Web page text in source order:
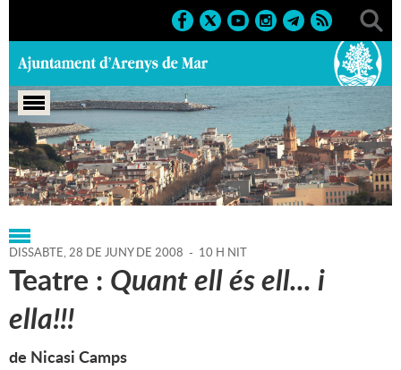
Portada > Regidories > Cultura > Agenda > 28-06-2008
DISSABTE,28 DE JUNY DE 2008 - 10 H NIT
Teatre : Quant ell és ell... i
ella!!!
de Nicasi Camps